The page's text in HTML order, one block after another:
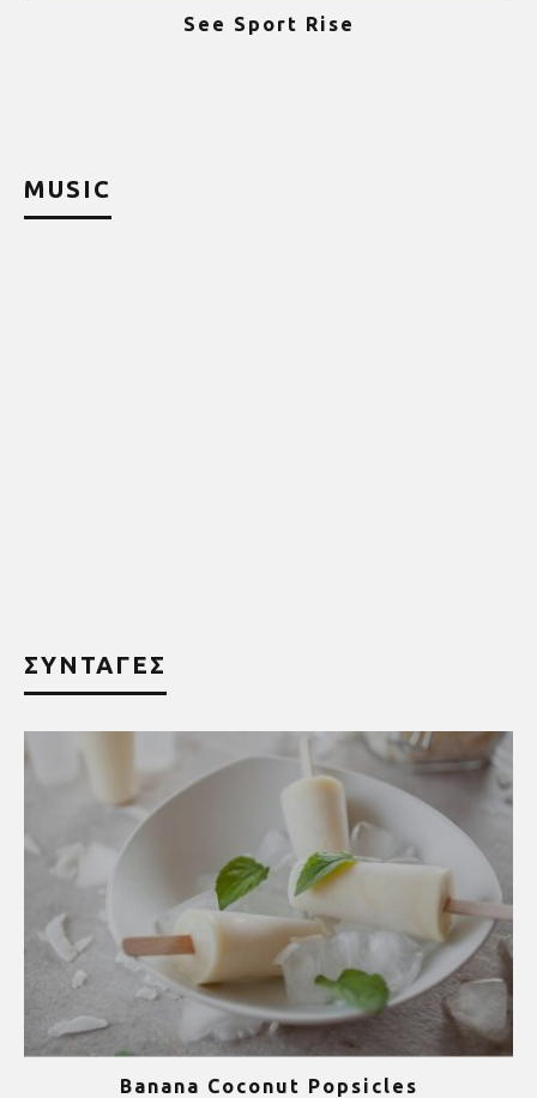
See Sport Rise
MUSIC
ΣΥΝΤΑΓΕΣ
Banana Coconut Popsicles